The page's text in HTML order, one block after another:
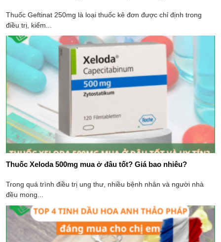
Thuốc Geftinat 250mg là loại thuốc kê đơn được chỉ định trong
điều trị, kiểm...
Thuốc Xeloda 500mg mua ở đâu​ tốt? Giá bao nhiêu?
Trong quá trình điều trị ung thư, nhiều bệnh nhân và người nhà
đều mong...